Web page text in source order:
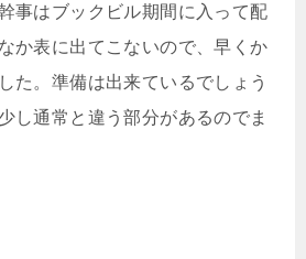
事はブックビル期間に入って配
か表に出てこないので、早くか
た。準備は出来ているでしょう
し通常と違う部分があるのでま